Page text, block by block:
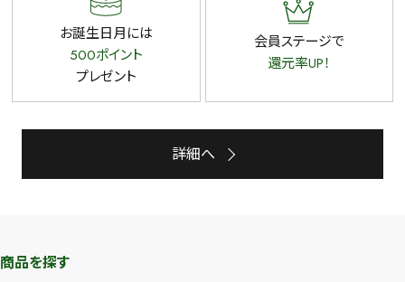
お誕生日月には
500ポイント
プレゼント
会員ステージで
還元率UP！
詳細へ
商品を探す